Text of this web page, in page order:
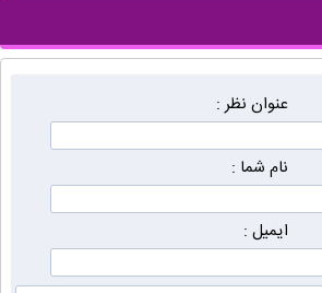
عنوان نظر :
نام شما :
ایمیل :